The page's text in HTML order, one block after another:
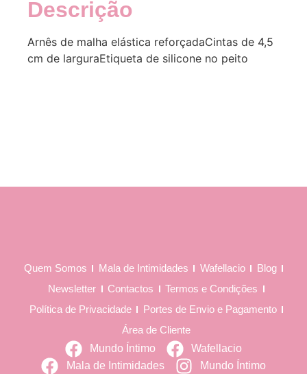
Descrição
Arnês de malha elástica reforçadaCintas de 4,5
cm de larguraEtiqueta de silicone no peito
Quem Somos Mala de Intimidades Wafellacio
Blog
Newsletter
Contactos
Termos e Condições
Política de Privacidade
Portes de Envio e Pagamento
Área de Cliente
Mundo Íntimo
Wafellacio
Mala de Intimidades
Mundo Íntimo